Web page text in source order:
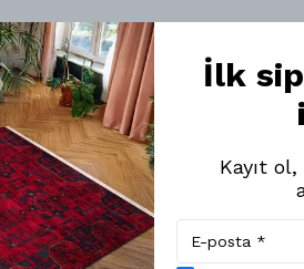
Afgan Halı - NKE3161
yumuşak dokusu, inceliği çok güzel.
İlk
Kayıt ol,